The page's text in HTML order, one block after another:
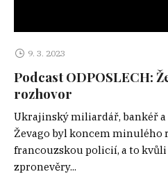
9. 3. 2023
Podcast ODPOSLECH:
rozhovor
Ukrajinský miliardář, bankéř
Ževago byl koncem minulého
francouzskou policií, a to kvůli
zpronevěry...